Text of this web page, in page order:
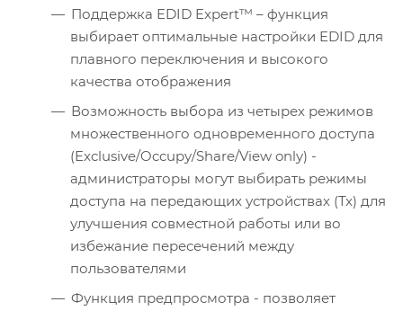
Поддержка EDID Expert™ – функция
выбирает оптимальные настройки EDID для
плавного переключения и высокого
качества отображения
Возможность выбора из четырех режимов
множественного одновременного доступа
(Exclusive/Occupy/Share/View only) -
администраторы могут выбирать режимы
доступа на передающих устройствах (Tx) для
улучшения совместной работы или во
избежание пересечений между
пользователями
Функция предпросмотра - позволяет